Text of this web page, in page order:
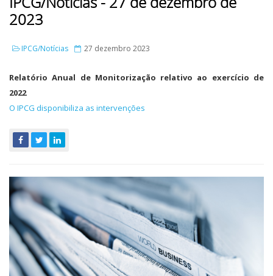
2023
IPCG/Notícias 27 dezembro 2023
Relatório Anual de Monitorização relativo ao exercício de
2022
O IPCG disponibiliza as intervenções